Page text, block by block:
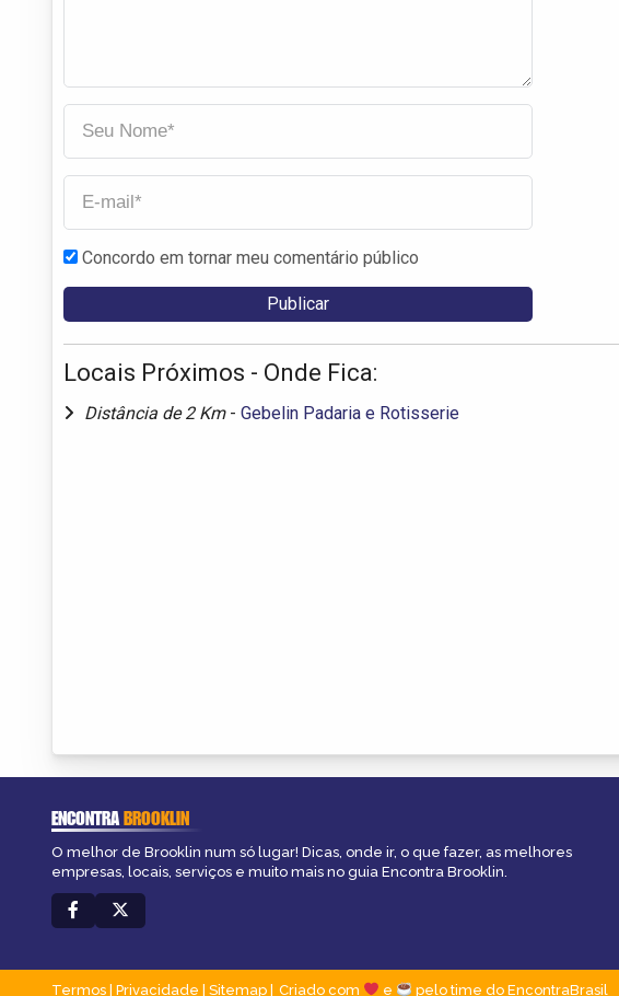
Concordo em tornar meu comentário público
Locais Próximos - Onde Fica:
Distância de 2 Km - Gebelin Padaria e Rotisserie
ENCONTRABROOKLIN
O melhor de Brooklin num só lugar! Dicas, onde ir, o que fazer, as melhores
empresas, locais, serviços e muito mais no guia Encontra Brooklin.
Termos Privacidade Sitemap Criado com e pelo time do EncontraBrasil